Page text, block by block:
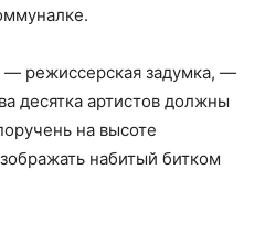
— режиссерская задумка, —
десятка артистов должны
на высоте
набитый битком